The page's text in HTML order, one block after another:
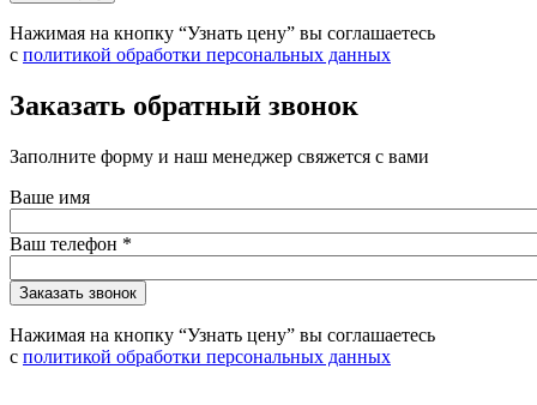
Нажимая на кнопку “Узнать цену” вы соглашаетесь
с политикой обработки персональных данных
Заказать обратный звонок
Заполните форму и наш менеджер свяжется с вами
Ваше имя
Ваш телефон *
Нажимая на кнопку “Узнать цену” вы соглашаетесь
с политикой обработки персональных данных